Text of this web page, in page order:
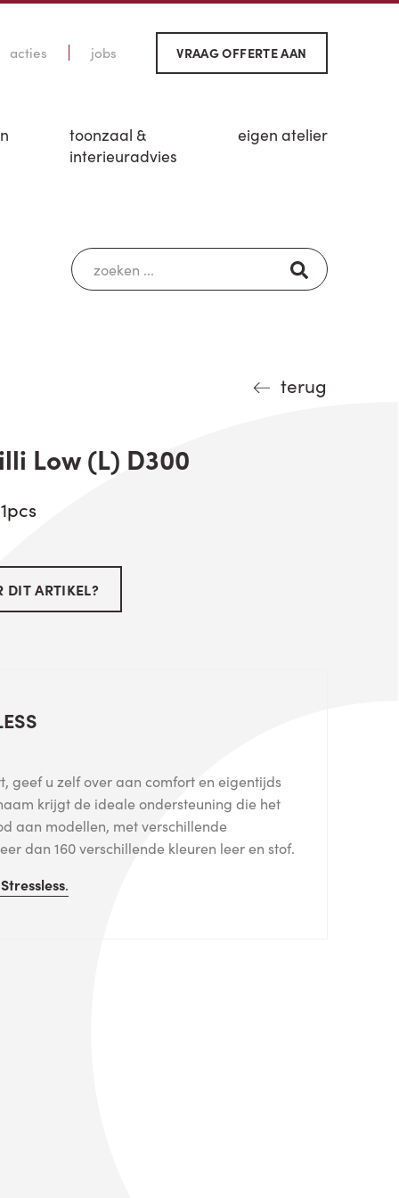
acties jobs VRAAG OFFERTE AAN
toonzaal &
interieuradvies
eigen atelier
terug
Low (L) D300
DIT ARTIKEL?
geef u zelf over aan comfort en eigentijds
krijgt de ideale ondersteuning die het
aan modellen, met verschillende
dan 160 verschillende kleuren leer en stof.
Stressless.